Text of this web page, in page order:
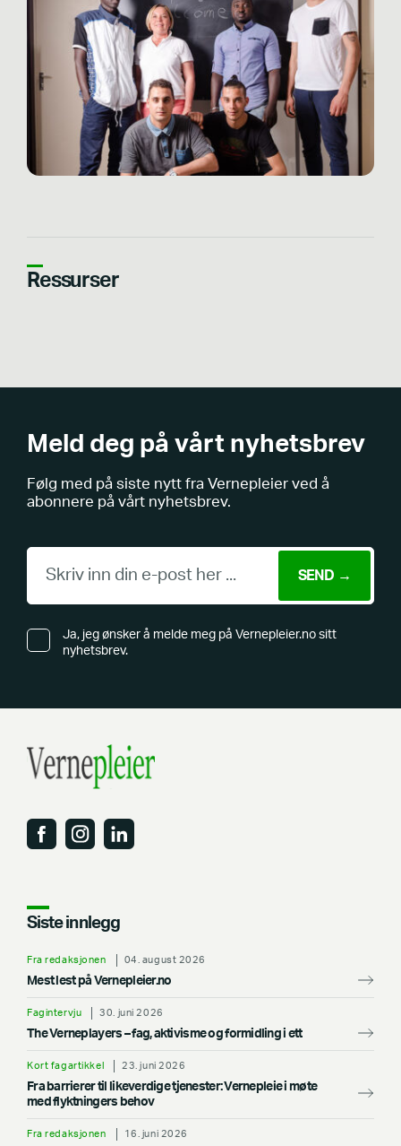
Ressurser
Meld deg på vårt nyhetsbrev
Følg med på siste nytt fra Vernepleier ved å
abonnere på vårt nyhetsbrev.
Ja, jeg ønsker å melde meg på Vernepleier.no sitt
nyhetsbrev.
Siste innlegg
Fra redaksjonen 04. august 2026
Mest lest på Vernepleier.no
Fagintervju 30. juni 2026
The Verneplayers – fag, aktivisme og formidling i ett
Kort fagartikkel 23. juni 2026
Fra barrierer til likeverdige tjenester: Vernepleie i møte
med flyktningers behov
Fra redaksjonen 16. juni 2026